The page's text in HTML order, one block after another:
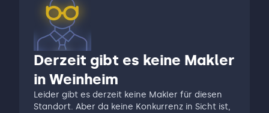
Derzeit gibt es keine Makler
in Weinheim
Leider gibt es derzeit keine Makler für diesen
Standort. Aber da keine Konkurrenz in Sicht ist,